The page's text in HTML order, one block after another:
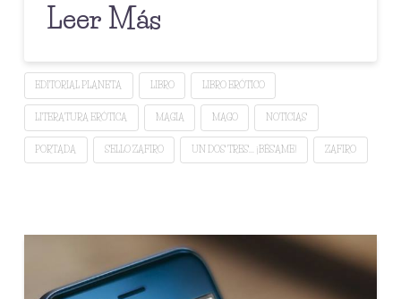
Leer Más
EDITORIAL PLANETA LIBRO LIBRO ERÓTICO
LITERATURA ERÓTICA MAGIA MAGO NOTICIAS
PORTADA SELLO ZAFIRO UN DOS TRES... ¡BÉSAME! ZAFIRO